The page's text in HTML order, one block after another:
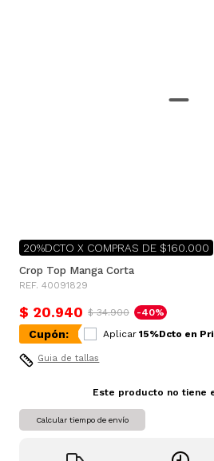
20%DCTO X COMPRAS DE $160.000
Crop Top Manga Corta
REF. 40091829
$ 20.940 $ 34.900 -40%
Cupón: Aplicar 15%Dcto en
Guia de tallas
Este producto no tiene
Calcular tiempo de envío